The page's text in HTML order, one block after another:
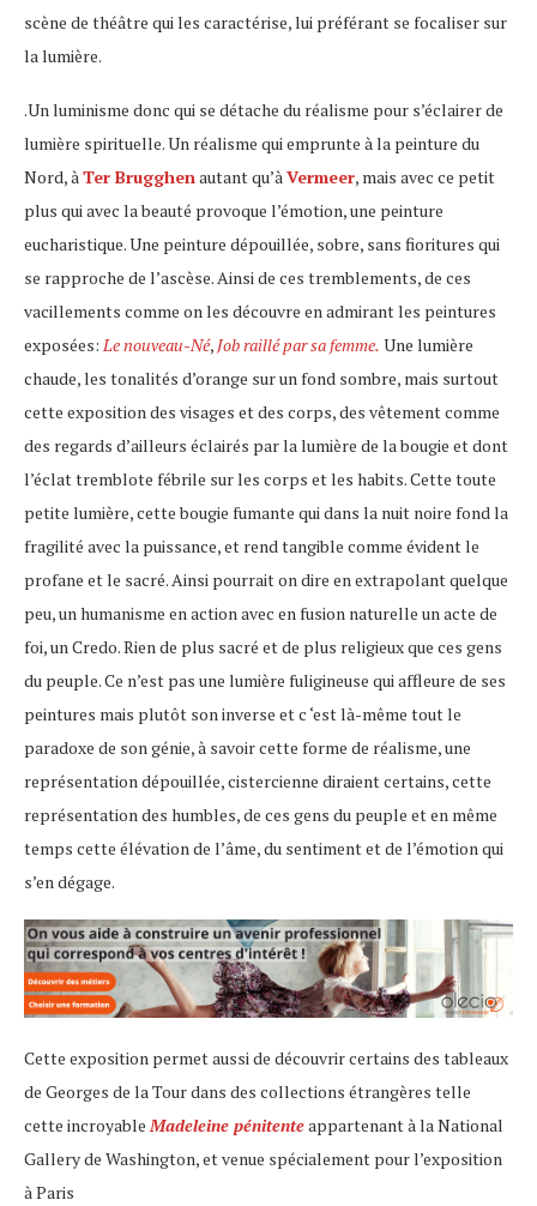
scène de théâtre qui les caractérise, lui préférant se focaliser sur
la lumière.
.Un luminisme donc qui se détache du réalisme pour s’éclairer de
lumière spirituelle. Un réalisme qui emprunte à la peinture du
Nord, àTer Brugghenautant qu’àVermeer, mais avec ce petit
plus qui avec la beauté provoque l’émotion, une peinture
eucharistique. Une peinture dépouillée, sobre, sans fioritures qui
se rapproche de l’ascèse. Ainsi de ces tremblements, de ces
vacillements comme on les découvre en admirant les peintures
exposées: Le nouveau-Né, Job raillé par sa femme. Une lumière
chaude, les tonalités d’orange sur un fond sombre, mais surtout
cette exposition des visages et des corps, des vêtement comme
des regards d’ailleurs éclairés par la lumière de la bougie et dont
l’éclat tremblote fébrile sur les corps et les habits. Cette toute
petite lumière, cette bougie fumante qui dans la nuit noire fond la
fragilité avec la puissance, et rend tangible comme évident le
profane et le sacré. Ainsi pourrait on dire en extrapolant quelque
peu, un humanisme en action avec en fusion naturelle un acte de
foi, un Credo. Rien de plus sacré et de plus religieux que ces gens
du peuple. Ce n’est pas une lumière fuligineuse qui affleure de ses
peintures mais plutôt son inverse et c ‘est là-même tout le
paradoxe de son génie, à savoir cette forme de réalisme, une
représentation dépouillée, cistercienne diraient certains, cette
représentation des humbles, de ces gens du peuple et en même
temps cette élévation de l’âme, du sentiment et de l’émotion qui
s’en dégage.
Cette exposition permet aussi de découvrir certains des tableaux
de Georges de la Tour dans des collections étrangères telle
cette incroyableMadeleine pénitenteappartenant à la National
Gallery de Washington, et venue spécialement pour l’exposition
à Paris